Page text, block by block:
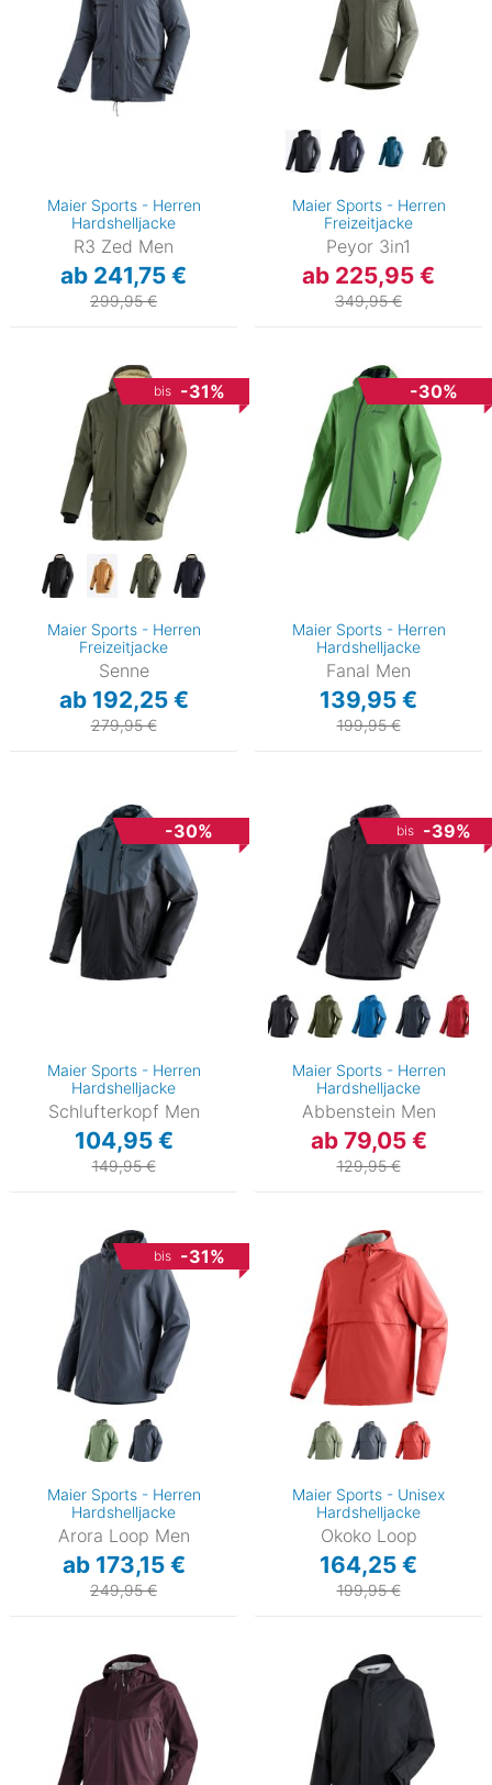
Maier Sports - Herren
Hardshelljacke
R3 Zed Men
ab 241,75 €
299,95 €
Maier Sports - Herren
Freizeitjacke
Peyor 3in1
ab 225,95 €
349,95 €
bis -31%
Maier Sports - Herren
Freizeitjacke
Senne
ab 192,25 €
279,95 €
-30%
Maier Sports - Herren
Hardshelljacke
Fanal Men
139,95 €
199,95 €
-30%
Maier Sports - Herren
Hardshelljacke
Schlufterkopf Men
104,95 €
149,95 €
bis -39%
Maier Sports - Herren
Hardshelljacke
Abbenstein Men
ab 79,05 €
129,95 €
bis -31%
Maier Sports - Herren
Hardshelljacke
Arora Loop Men
ab 173,15 €
249,95 €
Maier Sports - Unisex
Hardshelljacke
Okoko Loop
164,25 €
199,95 €